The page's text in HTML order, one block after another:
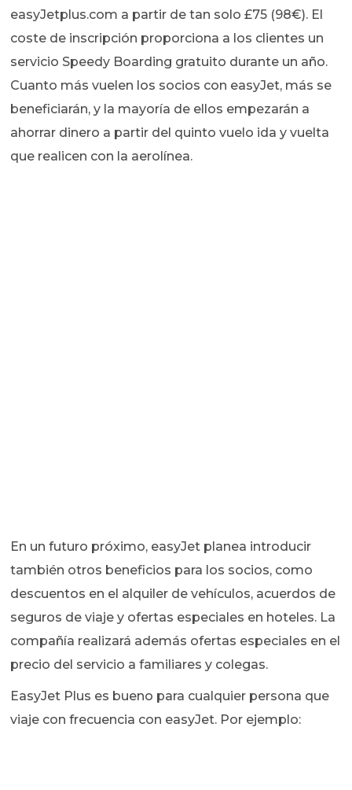
easyJetplus.com a partir de tan solo £75 (98€). El
coste de inscripción proporciona a los clientes un
servicio Speedy Boarding gratuito durante un año.
Cuanto más vuelen los socios con easyJet, más se
beneficiarán, y la mayoría de ellos empezarán a
ahorrar dinero a partir del quinto vuelo ida y vuelta
que realicen con la aerolínea.
En un futuro próximo, easyJet planea introducir
también otros beneficios para los socios, como
descuentos en el alquiler de vehículos, acuerdos de
seguros de viaje y ofertas especiales en hoteles. La
compañía realizará además ofertas especiales en el
precio del servicio a familiares y colegas.
EasyJet Plus es bueno para cualquier persona que
viaje con frecuencia con easyJet. Por ejemplo: